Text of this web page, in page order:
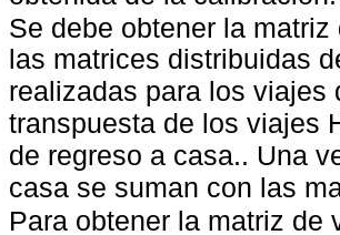
Se debe obtener la
las matrices distribuidas
realizadas para los viajes
transpuesta de los viajes
de regreso a casa.. Una
casa se suman con las
Para obtener la matriz de